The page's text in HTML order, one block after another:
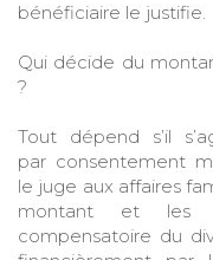
bénéficiaire le justifie.
Qui décide du
?
Tout dépend s’il
par consentement
le juge aux affaires
montant et les
compensatoire du